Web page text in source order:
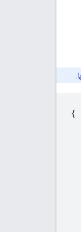
{